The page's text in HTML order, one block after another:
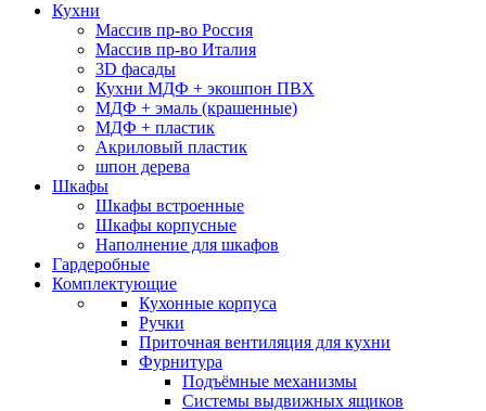
Кухни
Массив пр-во Россия
Массив пр-во Италия
3D фасады
Кухни МДФ + экошпон ПВХ
МДФ + эмаль (крашенные)
МДФ + пластик
Акриловый пластик
шпон дерева
Шкафы
Шкафы встроенные
Шкафы корпусные
Наполнение для шкафов
Гардеробные
Комплектующие
Кухонные корпуса
Ручки
Приточная вентиляция для кухни
Фурнитура
Подъёмные механизмы
Системы выдвижных ящиков